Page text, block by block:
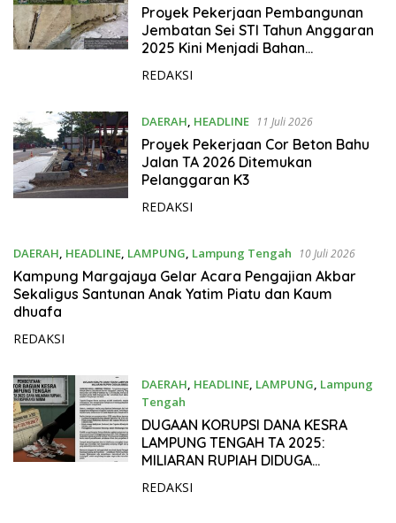
20 Juli 2026
Proyek Pekerjaan Pembangunan
Jembatan Sei STI Tahun Anggaran
2025 Kini Menjadi Bahan
REDAKSI
DAERAH HEADLINE 11 Juli 2026
Proyek Pekerjaan Cor Beton Bahu
Jalan TA 2026 Ditemukan
Pelanggaran K3
REDAKSI
DAERAH HEADLINE LAMPUNG Lampung Tengah 10 Juli 2026
Kampung Margajaya Gelar Acara Pengajian Akbar
Sekaligus Santunan Anak Yatim Piatu dan Kaum
dhuafa
REDAKSI
DAERAH HEADLINE, LAMPUNG Lampung
Tengah
26 Juni 2026
DUGAAN KORUPSI DANA KESRA
LAMPUNG TENGAH TA 2025:
MILIARAN RUPIAH DIDUGA
REDAKSI